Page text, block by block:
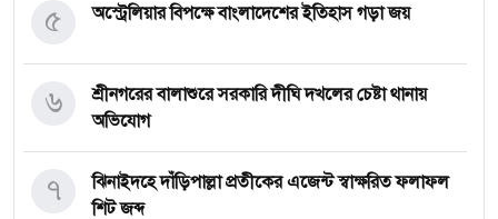
অস্ট্রেলিয়ার বিপক্ষে বাংলাদেশের ইতিহাস গড়া জয়
৫
শ্রীনগরের বালাশুরে সরকারি দীঘি দখলের চেষ্টা থানায়
অভিযোগ
৬
ঝিনাইদহে দাঁড়িপাল্লা প্রতীকের এজেন্ট স্বাক্ষরিত ফলাফল
শিট জব্দ
৭